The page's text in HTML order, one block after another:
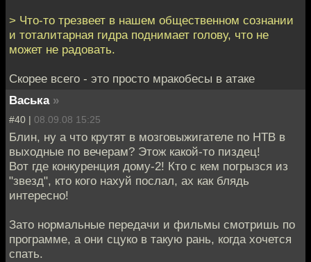
> Что-то трезвеет в нашем общественном сознании
и тоталитарная гидра поднимает голову, что не
может не радовать.
Скорее всего - это просто мракобесы в атаке
Васька »
#40 | 08.09.08 15:25
Блин, ну а что крутят в мозговыжигателе по НТВ в
выходные по вечерам? Этож какой-то пиздец!
Вот где конкуренция дому-2! Кто с кем погрызся из
"звезд", кто кого нахуй послал, ах как блядь
интересно!
Зато нормальные передачи и фильмы смотришь по
программе, а они сцуко в такую рань, когда хочется
спать.